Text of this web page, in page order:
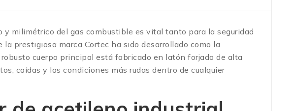
milimétrico del gas combustible es vital tanto para la seguridad
prestigiosa marca Cortec ha sido desarrollado como la
robusto cuerpo principal está fabricado en latón forjado de alta
caídas y las condiciones más rudas dentro de cualquier